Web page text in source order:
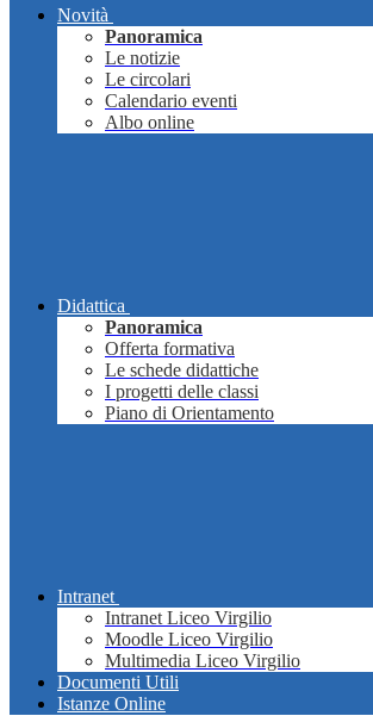
Novità
Panoramica
Le notizie
Le circolari
Calendario eventi
Albo online
Didattica
Panoramica
Offerta formativa
Le schede didattiche
I progetti delle classi
Piano di Orientamento
Intranet
Intranet Liceo Virgilio
Moodle Liceo Virgilio
Multimedia Liceo Virgilio
Documenti Utili
Istanze Online